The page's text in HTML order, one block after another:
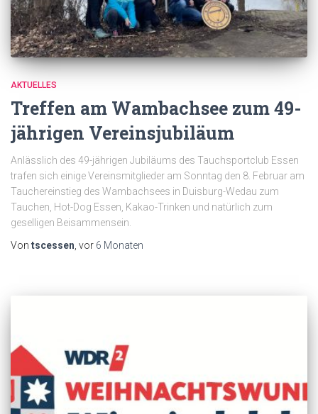
AKTUELLES
Treffen am Wambachsee zum 49-
jährigen Vereinsjubiläum
Anlässlich des 49-jährigen Jubiläums des Tauchsportclub Essen
trafen sich einige Vereinsmitglieder am Sonntag den 8. Februar am
Tauchereinstieg des Wambachsees in Duisburg-Wedau zum
Tauchen, Hot-Dog Essen, Kakao-Trinken und natürlich zum
geselligen Beisammensein.
Von tscessen , vor 6 Monaten